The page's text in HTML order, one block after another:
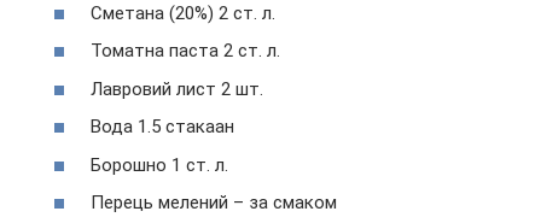
Сметана (20%) 2 ст. л.
Томатна паста 2 ст. л.
Лавровий лист 2 шт.
Вода 1.5 стакаан
Борошно 1 ст. л.
Перець мелений – за смаком